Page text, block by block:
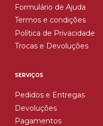
Formulário de Ajuda
Termos e condições
Política de Privacidade
Trocas e Devoluções
SERVIÇOS
Pedidos e Entregas
Devoluções
Pagamentos